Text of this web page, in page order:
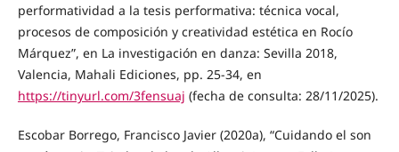
performatividad a la tesis performativa: técnica vocal,
procesos de composición y creatividad estética en Rocío
Márquez”, en La investigación en danza: Sevilla 2018,
Valencia, Mahali Ediciones, pp. 25-34, en
https://tinyurl.com/3fensuaj (fecha de consulta: 28/11/2025).
Escobar Borrego, Francisco Javier (2020a), “Cuidando el son